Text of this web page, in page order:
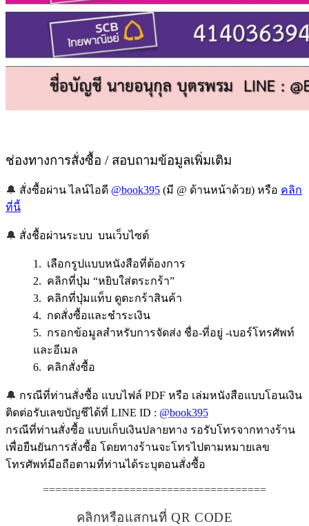
ช่องทางการสั่งซื้อ / สอบถามข้อมูลเพิ่มเติม
🔔 สั่งซื้อผ่าน ไลน์ไอดี @book395 (มี @ ด้านหน้าด้วย) หรือ คลิก
ที่นี้
🔔 สั่งชื้อผ่านระบบ บนเว็บไซต์
1. เลือกรูปแบบหนังสือที่ต้องการ
2. คลิกที่ปุ่ม “หยิบใส่ตระกร้า”
3. คลิกที่ปุ่มแท็บ ดูตะกร้าสินค้า
4. กดสั่งซื้อและชำระเงิน
5. กรอกข้อมูลสำหรับการจัดส่ง ชื่อ-ที่อยู่ -เบอร์โทรศัพท์
และอีเมล
6. คลิกสั่งซื้อ
🔔 กรณีที่ท่านสั่งซื้อ แบบไฟล์ PDF หรือ เล่มหนังสือแบบโอนเงิน
ติดต่อรับเลขบัญชีได้ที่ LINE ID : @book395
กรณีที่ท่านสั่งซื้อ แบบเก็บเงินปลายทาง รอรับโทรจากทางร้าน
เพื่อยืนยันการสั่งซื้อ โดยทางร้านจะโทรไปตามหมายเลข
โทรศัพท์มือถือตามที่ท่านได้ระบุตอนสั่งซื้อ
====================================
คลิกหรือแสกนที่ QR CODE